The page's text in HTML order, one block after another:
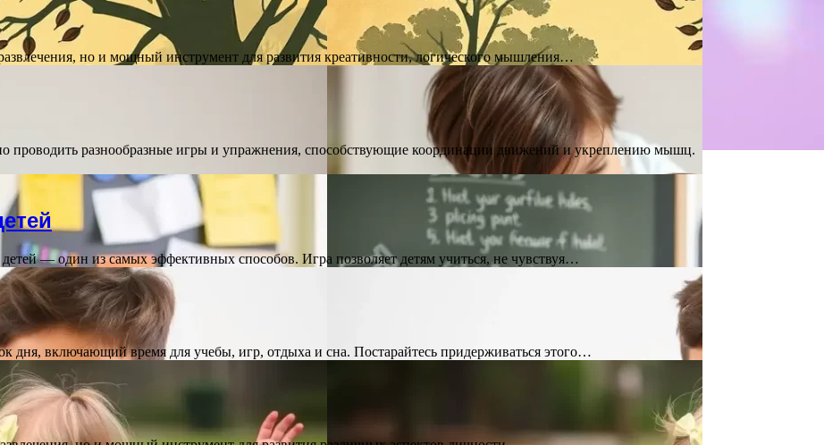
но и мощный инструмент для развития креативности, логического мышления…
проводить разнообразные игры и упражнения, способствующие координации движений и укреплению мышц.
— один из самых эффективных способов. Игра позволяет детям учиться, не чувствуя…
дня, включающий время для учебы, игр, отдыха и сна. Постарайтесь придерживаться этого…